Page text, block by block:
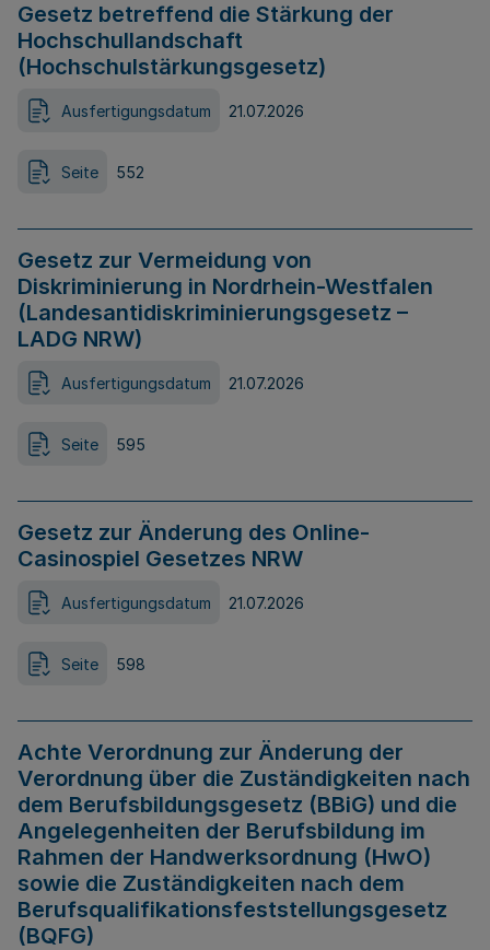
Gesetz betreffend die Stärkung der
Hochschullandschaft
(Hochschulstärkungsgesetz)
Ausfertigungsdatum 21.07.2026
Seite 552
Gesetz zur Vermeidung von
Diskriminierung in Nordrhein-Westfalen
(Landesantidiskriminierungsgesetz –
LADG NRW)
Ausfertigungsdatum 21.07.2026
Seite 595
Gesetz zur Änderung des Online-
Casinospiel Gesetzes NRW
Ausfertigungsdatum 21.07.2026
Seite 598
Achte Verordnung zur Änderung der
Verordnung über die Zuständigkeiten nach
dem Berufsbildungsgesetz (BBiG) und die
Angelegenheiten der Berufsbildung im
Rahmen der Handwerksordnung (HwO)
sowie die Zuständigkeiten nach dem
Berufsqualifikationsfeststellungsgesetz
(BQFG)